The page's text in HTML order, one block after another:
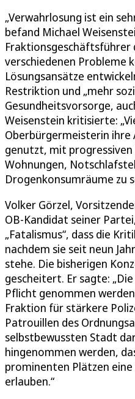
„Verwahrlosung ist ein
befand Michael
Fraktionsgeschäftsführer
verschiedenen Probleme
Lösungsansätze
Restriktion und „mehr
Gesundheitsvorsorge,
Weisenstein kritisierte:
Oberbürgermeisterin
genutzt, mit
Wohnungen,
Drogenkonsumräume zu
Volker Görzel,
OB-Kandidat seiner
„Fatalismus“, dass die
nachdem sie seit neun
stehe. Die bisherigen
gescheitert. Er sagte:
Pflicht genommen
Fraktion für stärkere
Patrouillen des
selbstbewussten Stadt
hingenommen werden,
prominenten Plätzen
erlauben.“